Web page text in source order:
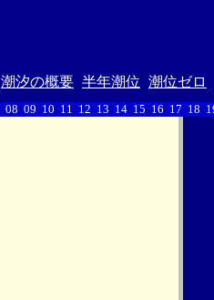
潮汐の概要 半年潮位 潮位ゼロ
08 09 10 11 12 13 14 15 16 17 18